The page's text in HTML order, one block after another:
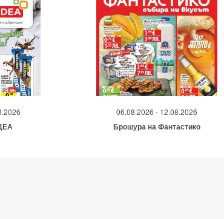
06.08.2026 - 12.08.2026
Брошура на Фантастико